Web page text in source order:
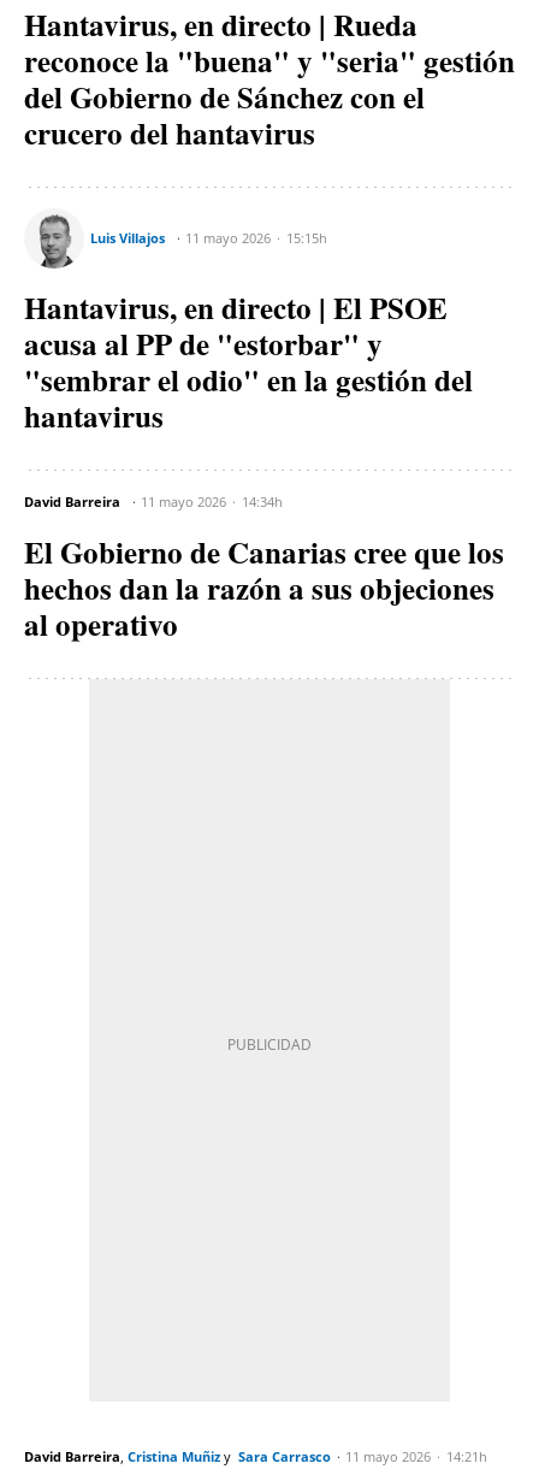
Hantavirus, en directo | Rueda
reconoce la "buena" y "seria" gestión
del Gobierno de Sánchez con el
crucero del hantavirus
Luis Villajos 11 mayo 2026 15:15h
Hantavirus, en directo | El PSOE
acusa al PP de "estorbar" y
"sembrar el odio" en la gestión del
hantavirus
David Barreira 11 mayo 2026 14:34h
El Gobierno de Canarias cree que los
hechos dan la razón a sus objeciones
al operativo
David Barreira Cristina Muñiz Sara Carrasco 11 mayo 2026 14:21h